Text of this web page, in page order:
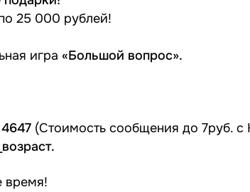
25 000 рублей!
игра «Большой вопрос».
(Стоимость сообщения до 7руб.
время!